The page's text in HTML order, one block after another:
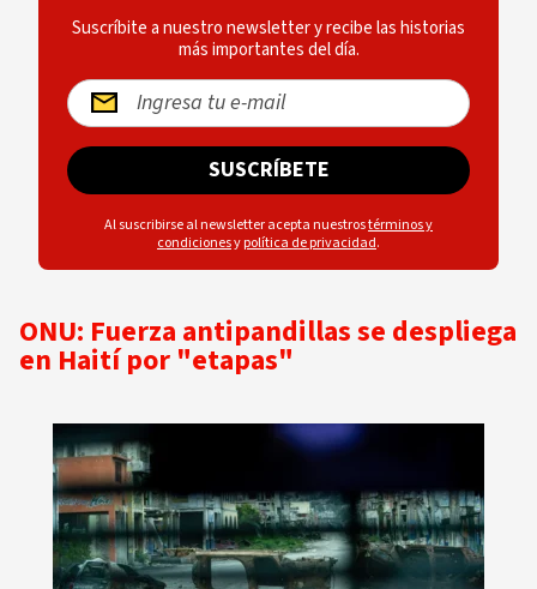
Suscríbite a nuestro newsletter y recibe las historias
más importantes del día.
SUSCRÍBETE
Al suscribirse al newsletter acepta nuestrostérminos y
condicionesypolítica de privacidad.
ONU: Fuerza antipandillas se despliega
en Haití por "etapas"